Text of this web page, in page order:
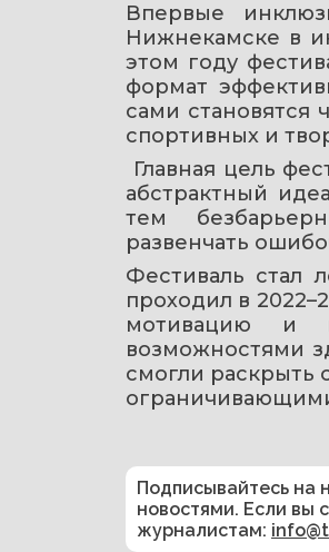
Впервые
Нижнекамске в
этом году
формат
сами становятся
спортивных и
абстрактный
тем
развенчать
Фестиваль стал
проходил в
мотивацию и
возможностями
смогли раскрыть
Подписывайтесь на
новостями. Если вы
журналистам: